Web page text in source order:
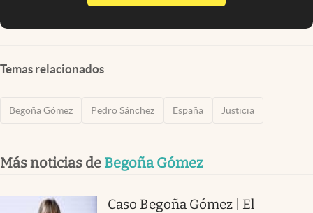
Temas relacionados
Begoña Gómez Pedro Sánchez España Justicia
Más noticias de Begoña Gómez
Caso Begoña Gómez | El